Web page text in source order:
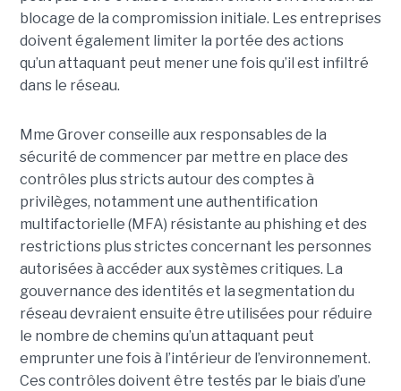
blocage de la compromission initiale. Les entreprises
doivent également limiter la portée des actions
qu’un attaquant peut mener une fois qu’il est infiltré
dans le réseau.
Mme Grover conseille aux responsables de la
sécurité de commencer par mettre en place des
contrôles plus stricts autour des comptes à
privilèges, notamment une authentification
multifactorielle (MFA) résistante au phishing et des
restrictions plus strictes concernant les personnes
autorisées à accéder aux systèmes critiques. La
gouvernance des identités et la segmentation du
réseau devraient ensuite être utilisées pour réduire
le nombre de chemins qu’un attaquant peut
emprunter une fois à l’intérieur de l’environnement.
Ces contrôles doivent être testés par le biais d’une